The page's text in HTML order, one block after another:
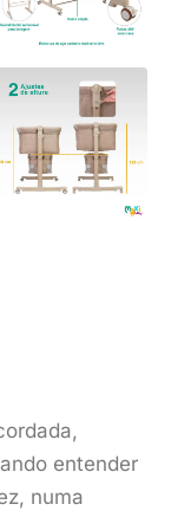
entender
numa